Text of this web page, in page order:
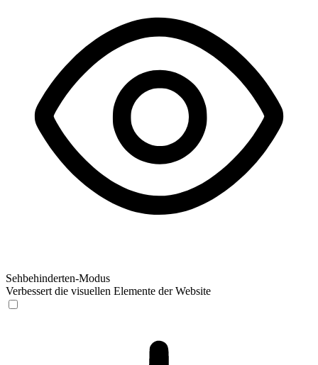
Sehbehinderten-Modus
Verbessert die visuellen Elemente der Website